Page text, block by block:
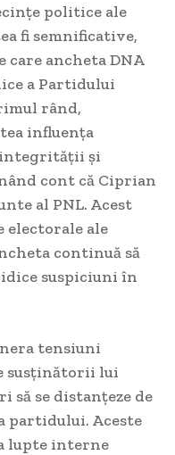
politice ale
fi semnificative,
care ancheta DNA
a Partidului
rând,
influența
integrității și
cont că Ciprian
al PNL. Acest
electorale ale
continuă să
suspiciuni în
tensiuni
susținătorii lui
să se distanțeze de
partidului. Aceste
lupte interne